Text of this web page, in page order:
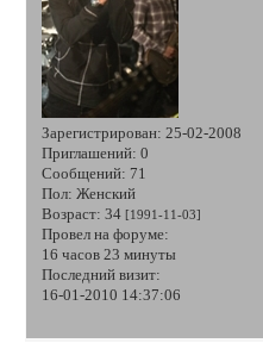
Зарегистрирован: 25-02-2008
Приглашений: 0
Сообщений: 71
Пол: Женский
Возраст: 34 [1991-11-03]
Провел на форуме:
16 часов 23 минуты
Последний визит:
16-01-2010 14:37:06